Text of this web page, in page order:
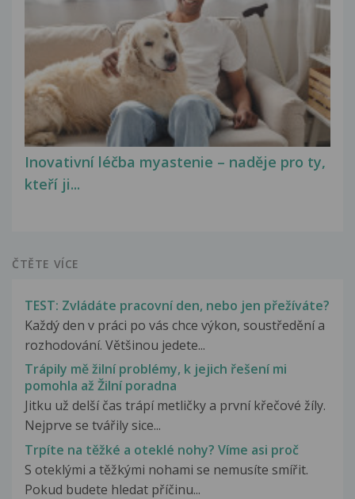
Inovativní léčba myastenie – naděje pro ty,
kteří ji...
ČTĚTE VÍCE
TEST: Zvládáte pracovní den, nebo jen přežíváte?
Každý den v práci po vás chce výkon, soustředění a
rozhodování. Většinou jedete...
Trápily mě žilní problémy, k jejich řešení mi
pomohla až Žilní poradna
Jitku už delší čas trápí metličky a první křečové žíly.
Nejprve se tvářily sice...
Trpíte na těžké a oteklé nohy? Víme asi proč
S oteklými a těžkými nohami se nemusíte smířit.
Pokud budete hledat příčinu...